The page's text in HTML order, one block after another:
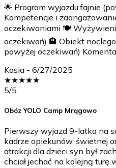
🌟 Program wyjazdu:fajnie
Kompetencje i
oczekiwaniami 🍽️
oczekiwań) 🏨 Obiekt
powyżej oczekiwań)
Kasia - 6/27/2025
★★★★★
5/5
Obóz YOLO Camp Mrągowo
Pierwszy wyjazd 9-latka na
kadrze opiekunów, świetnej
atrakcji dla dzieci syn był
chciał jechać na kolejną turę